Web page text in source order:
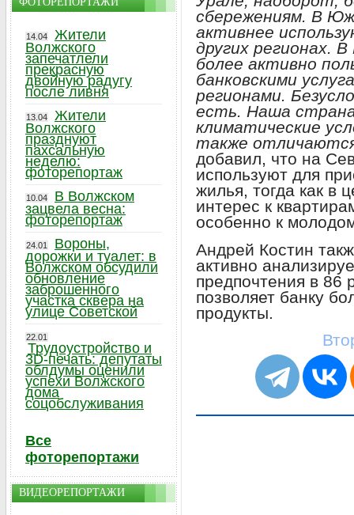
сбережениям. В
активнее
других регионах.
более активно
банковскими
регионами.
есть. Наша
климатические
также
добавил, что на
используют для
жилья, тогда как в
интерес к
особенно к
Андрей Костин
активно
предпочтения в 86
позволяет банку
продукты.
14.04
Жители
Волжского
запечатлели
прекрасную
двойную радугу
после ливня
13.04
Жители
Волжского
празднуют
пахсальную
неделю:
фоторепортаж
10.04
В Волжском
зацвела весна:
фоторепортаж
24.01
Вороны,
дорожки и туалет: в
Волжском обсудили
обновление
заброшенного
участка сквера на
улице Советской
22.01
Трудоустройство и
3D-печать: депутаты
облдумы оценили
успехи Волжского
дома
соцобслуживания
Все
фоторепортажи
ВИДЕОРЕПОРТАЖИ